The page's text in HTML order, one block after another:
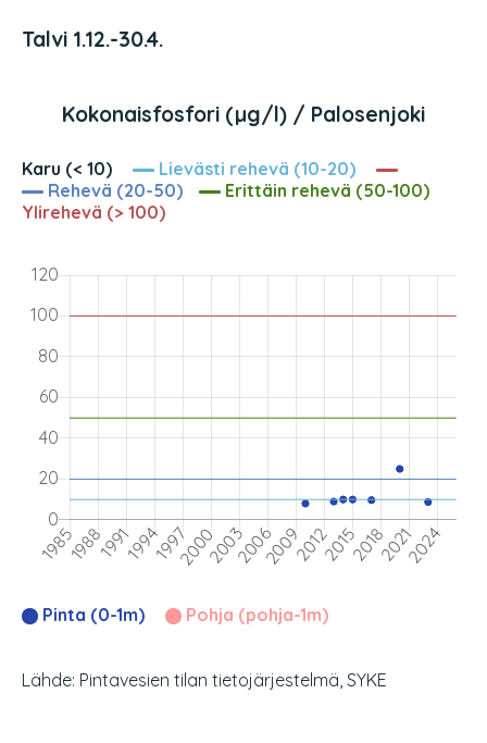
Talvi 1.12.-30.4.
Kokonaisfosfori (µg/l) / Palosenjoki
Karu (< 10)
Lievästi rehevä (10-20)
Rehevä (20-50)
Erittäin rehevä (50-100)
Ylirehevä (> 100)
Pinta (0-1m) Pohja (pohja-1m)
Lähde: Pintavesien tilan tietojärjestelmä, SYKE